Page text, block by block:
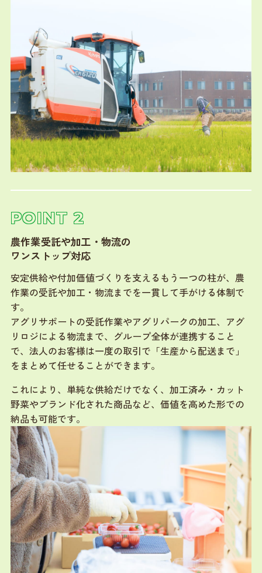
POINT 2
農作業受託や加工・物流の
ワンストップ対応
安定供給や付加価値づくりを支えるもう一つの柱が、農
作業の受託や加工・物流までを一貫して手がける体制で
す。
アグリサポートの受託作業やアグリパークの加工、アグ
リロジによる物流まで、グループ全体が連携すること
で、法人のお客様は一度の取引で「生産から配送まで」
をまとめて任せることができます。
これにより、単純な供給だけでなく、加工済み・カット
野菜やブランド化された商品など、価値を高めた形での
納品も可能です。